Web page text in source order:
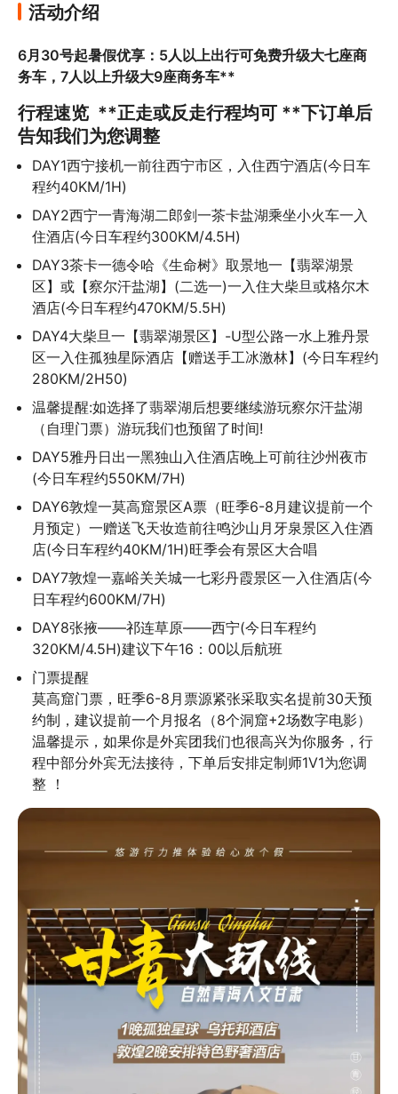
6.特别安排乘坐茶卡小火车套票，深入盐湖
7新晋网美景点黑独山胭脂山看水墨戈壁
活动介绍
6月30号起暑假优享：5人以上出行可免费升级大七座商
务车，7人以上升级大9座商务车**
行程速览  **正走或反走行程均可 **下订单后
告知我们为您调整
DAY1西宁接机一前往西宁市区，入住西宁酒店(今日车
程约40KM/1H)
DAY2西宁一青海湖二郎剑一茶卡盐湖乘坐小火车一入
住酒店(今日车程约300KM/4.5H)
DAY3茶卡一德令哈《生命树》取景地一【翡翠湖景
区】或【察尔汗盐湖】(二选一)一入住大柴旦或格尔木
酒店(今日车程约470KM/5.5H)
DAY4大柴旦一【翡翠湖景区】-U型公路一水上雅丹景
区一入住孤独星际酒店【赠送手工冰激林】(今日车程约
280KM/2H50)
温馨提醒:如选择了翡翠湖后想要继续游玩察尔汗盐湖
（自理门票）游玩我们也预留了时间!
DAY5雅丹日出一黑独山入住酒店晚上可前往沙州夜市
(今日车程约550KM/7H)
DAY6敦煌一莫高窟景区A票（旺季6-8月建议提前一个
月预定）一赠送飞天妆造前往鸣沙山月牙泉景区入住酒
店(今日车程约40KM/1H)旺季会有景区大合唱
DAY7敦煌一嘉峪关关城一七彩丹霞景区一入住酒店(今
日车程约600KM/7H)
DAY8张掖——祁连草原——西宁(今日车程约
320KM/4.5H)建议下午16：00以后航班
门票提醒
莫高窟门票，旺季6-8月票源紧张采取实名提前30天预
约制，建议提前一个月报名（8个洞窟+2场数字电影）
温馨提示，如果你是外宾团我们也很高兴为你服务，行
程中部分外宾无法接待，下单后安排定制师1V1为您调
整 ！